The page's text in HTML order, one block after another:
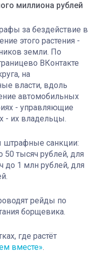
миллиона рублей
за бездействие в
этого растения -
земли. По
ВКонтакте
на
власти, вдоль
автомобильных
- управляющие
- их владельцы.
штрафные санкции:
тысяч рублей, для
до 1 млн рублей, для
рейды по
борщевика.
где растёт
вместе».